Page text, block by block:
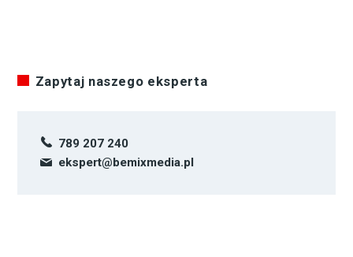
Zapytaj naszego eksperta
789 207 240
ekspert@bemixmedia.pl